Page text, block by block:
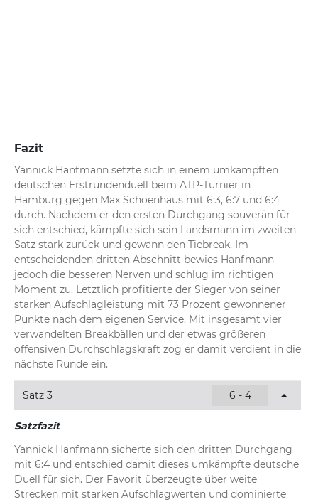
Fazit
Yannick Hanfmann setzte sich in einem umkämpften
deutschen Erstrundenduell beim ATP-Turnier in
Hamburg gegen Max Schoenhaus mit 6:3, 6:7 und 6:4
durch. Nachdem er den ersten Durchgang souverän für
sich entschied, kämpfte sich sein Landsmann im zweiten
Satz stark zurück und gewann den Tiebreak. Im
entscheidenden dritten Abschnitt bewies Hanfmann
jedoch die besseren Nerven und schlug im richtigen
Moment zu. Letztlich profitierte der Sieger von seiner
starken Aufschlagleistung mit 73 Prozent gewonnener
Punkte nach dem eigenen Service. Mit insgesamt vier
verwandelten Breakbällen und der etwas größeren
offensiven Durchschlagskraft zog er damit verdient in die
nächste Runde ein.
Satz 3 6 - 4
Satzfazit
Yannick Hanfmann sicherte sich den dritten Durchgang
mit 6:4 und entschied damit dieses umkämpfte deutsche
Duell für sich. Der Favorit überzeugte über weite
Strecken mit starken Aufschlagwerten und dominierte